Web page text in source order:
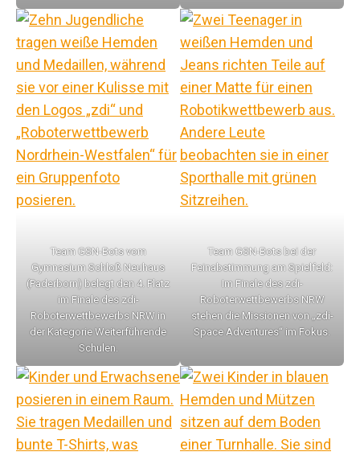
Team GSN-Bots vom
Gymnasium Schloß Neuhaus
(Paderborn) belegt den 4. Platz
im Finale des zdi-
Roboterwettbewerbs NRW in
der Kategorie Weiterführende
Schulen.
Team GSN-Bots bei der
Feinabstimmung am Spielfeld:
Im Finale des zdi-
Roboterwettbewerbs NRW
stehen die Missionen von „zdi-
Space Adventures“ im Fokus.